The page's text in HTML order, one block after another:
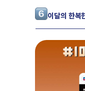
이달의 한복